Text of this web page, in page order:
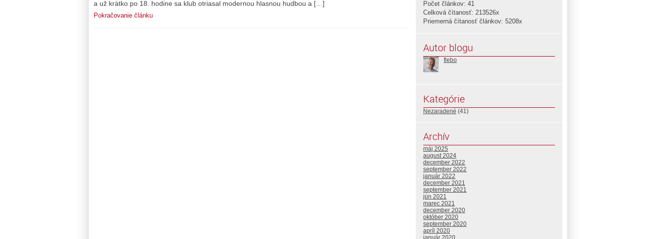
a už krátko po 18. hodine sa klub otriasal modernou hlasnou hudbou a […]
Pokračovanie článku
Počet článkov: 41
Celková čítanosť: 213526x
Priemerná čítanosť článkov: 5208x
Autor blogu
flebo
Kategórie
Nezaradené (41)
Archív
máj 2025
august 2024
december 2022
september 2022
január 2022
december 2021
september 2021
jún 2021
marec 2021
december 2020
október 2020
september 2020
apríl 2020
január 2020